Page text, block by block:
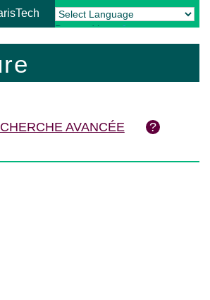
Powered by Translate
AVANCÉE